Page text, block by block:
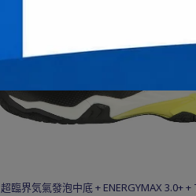
超臨界気氣發泡中底 + ENERGYMAX 3.0+ +